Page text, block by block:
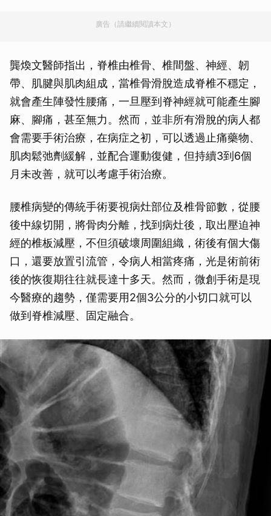
廣告（請繼續閱讀本文）
龔煥文醫師指出，脊椎由椎骨、椎間盤、神經、韌
帶、肌腱與肌肉組成，當椎骨滑脫造成脊椎不穩定，
就會產生陣發性腰痛，一旦壓到脊神經就可能產生腳
麻、腳痛，甚至無力。然而，並非所有滑脫的病人都
會需要手術治療，在病症之初，可以透過止痛藥物、
肌肉鬆弛劑緩解，並配合運動復健，但持續3到6個
月未改善，就可以考慮手術治療。
腰椎病變的傳統手術要視病灶部位及椎骨節數，從腰
後中線切開，將骨肉分離，找到病灶後，取出壓迫神
經的椎板減壓，不但須破壞周圍組織，術後有個大傷
口，還要放置引流管，令病人相當疼痛，光是術前術
後的恢復期往往就長達十多天。然而，微創手術是現
今醫療的趨勢，僅需要用2個3公分的小切口就可以
做到脊椎減壓、固定融合。